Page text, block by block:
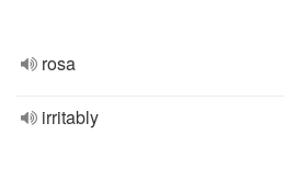
rosa
irritably